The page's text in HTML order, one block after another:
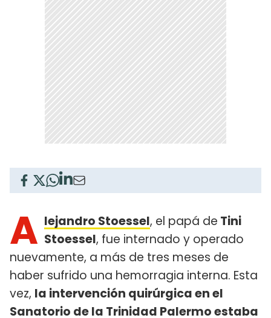
A lejandro Stoessel, el papá de Tini
Stoessel, fue internado y operado
nuevamente, a más de tres meses de
haber sufrido una hemorragia interna. Esta
vez, la intervención quirúrgica en el
Sanatorio de la Trinidad Palermo estaba